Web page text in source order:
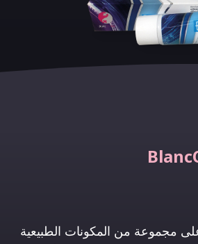
مجموعة من المكونات الطبيعية